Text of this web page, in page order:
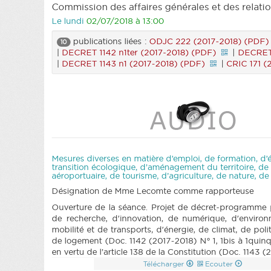
Commission des affaires générales et des
Le lundi 02/07/2018 à 13:00
10 publications liées : ODJC 222 (2017-2018) (PDF)
| DECRET 1142 n1ter (2017-2018) (PDF) |
| DECRET 1143 n1 (2017-2018) (PDF) | CRIC 171
Mesures diverses en matière d’emploi, de formation,
transition écologique, d’aménagement du territoire,
aéroportuaire, de tourisme, d’agriculture, de nature,
Désignation de Mme Lecomte comme rapporteuse
Ouverture de la séance. Projet de décret-
de recherche, d'innovation, de numérique,
mobilité et de transports, d'énergie, de climat, de
de logement (Doc. 1142 (2017-2018) N° 1, 1bis à
en vertu de l’article 138 de la Constitution (Doc. 1143
Télécharger Ecouter